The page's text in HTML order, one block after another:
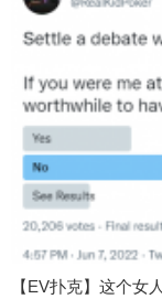
【EV扑克】这个女